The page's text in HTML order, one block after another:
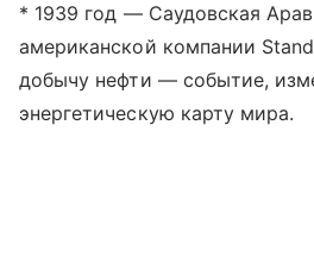
* 1939 год — Саудовская
американской компании
добычу нефти — событие,
энергетическую карту мира.